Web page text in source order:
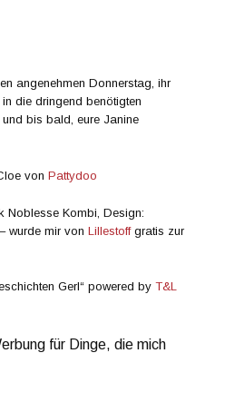
angenehmen Donnerstag, ihr
die dringend benötigten
und bis bald, eure Janine
vonPattydoo
Noblesse Kombi, Design:
– wurde mir vonLillestoffgratis zur
Gerl“ powered byT&L
für Dinge, die mich